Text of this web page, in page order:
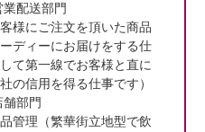
配送部門
様にご注文を頂いた商品
ディーにお届けをする仕
て第一線でお客様と直に
の信用を得る仕事です）
部門
管理（繁華街立地型で飲